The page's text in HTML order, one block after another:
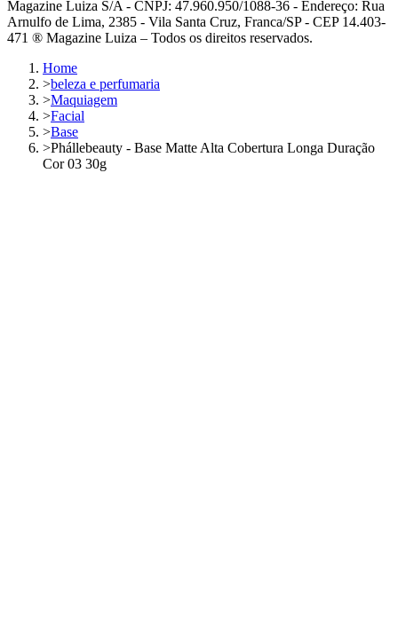
Magazine Luiza S/A - CNPJ: 47.960.950/1088-36 - Endereço: Rua
Arnulfo de Lima, 2385 - Vila Santa Cruz, Franca/SP - CEP 14.403-
471 ® Magazine Luiza – Todos os direitos reservados.
Home
>beleza e perfumaria
>Maquiagem
>Facial
>Base
>Phállebeauty - Base Matte Alta Cobertura Longa Duração
Cor 03 30g